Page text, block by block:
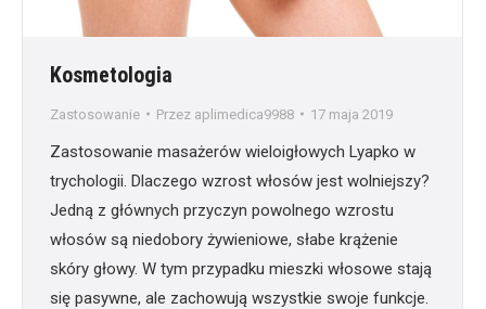
Kosmetologia
Zastosowanie Przez aplimedica9988 17 maja 2019
Zastosowanie masażerów wieloigłowych Lyapko w
trychologii. Dlaczego wzrost włosów jest wolniejszy?
Jedną z głównych przyczyn powolnego wzrostu
włosów są niedobory żywieniowe, słabe krążenie
skóry głowy. W tym przypadku mieszki włosowe stają
się pasywne, ale zachowują wszystkie swoje funkcje.